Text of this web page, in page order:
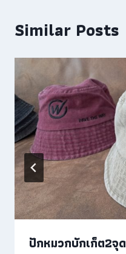
Similar Posts
ปักหมวกบักเก็ต2จุด